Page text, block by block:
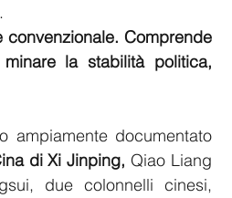
Comprende
la stabilità politica,
ampiamente documentato
di Xi Jinping, Qiao Liang
due colonnelli cinesi,